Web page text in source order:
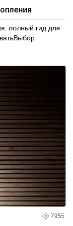
полный гид для
7955